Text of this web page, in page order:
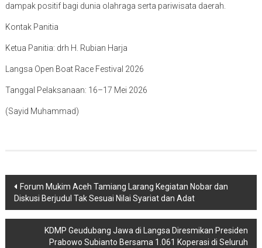
dampak positif bagi dunia olahraga serta pariwisata daerah.
Kontak Panitia
Ketua Panitia: drh H. Rubian Harja
Langsa Open Boat Race Festival 2026
Tanggal Pelaksanaan: 16–17 Mei 2026
(Sayid Muhammad)
Navigasi
pos
Forum Mukim Aceh Tamiang Larang Kegiatan Nobar dan
Diskusi Berjudul Tak Sesuai Nilai Syariat dan Adat
KDMP Geudubang Jawa di Langsa Diresmikan Presiden
Prabowo Subianto Bersama 1.061 Koperasi di Seluruh